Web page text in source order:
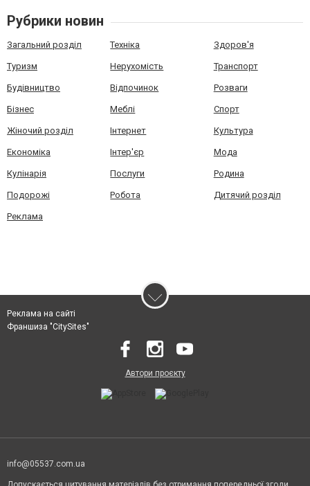
Рубрики новин
Загальний розділ Техніка Здоров'я
Туризм Нерухомість Транспорт
Будівництво Відпочинок Розваги
Бізнес Меблі Спорт
Жіночий розділ Інтернет Культура
Економіка Інтер'єр Мода
Кулінарія Послуги Родина
Подорожі Робота Дитячий розділ
Реклама
Реклама на сайті
Франшиза "CitySites"
Автори проєкту
info@05537.com.ua